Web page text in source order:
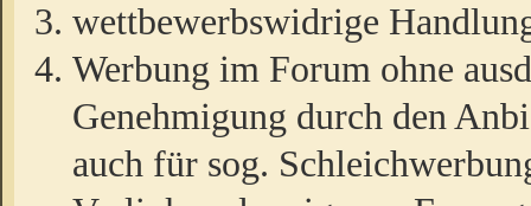
wettbewerbswidrige
Werbung im Forum ohne
Genehmigung durch den
auch für sog.